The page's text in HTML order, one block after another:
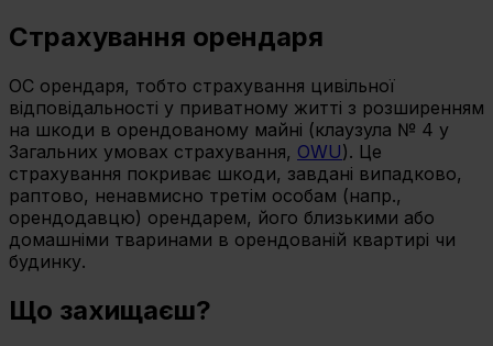
Страхування орендаря
OC орендаря, тобто страхування цивільної
відповідальності у приватному житті з розширенням
на шкоди в орендованому майні (клаузула № 4 у
Загальних умовах страхування, OWU). Це
страхування покриває шкоди, завдані випадково,
раптово, ненавмисно третім особам (напр.,
орендодавцю) орендарем, його близькими або
домашніми тваринами в орендованій квартирі чи
будинку.
Що захищаєш?